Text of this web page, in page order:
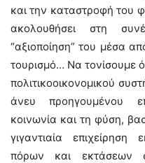
και την καταστροφή του
ακολουθήσει στη
“αξιοποίηση” του μέσα
τουρισμό… Να τονίσουμε
πολιτικοοικονομικού
άνευ προηγουμένου
κοινωνία και τη φύση,
γιγαντιαία
πόρων και εκτάσεων